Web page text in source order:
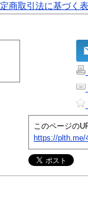
商取引法に基づく
このページの
https://plth.me/